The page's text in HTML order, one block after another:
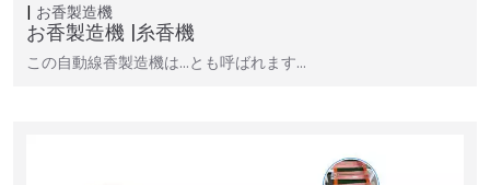
お香製造機
お香製造機 |糸香機
この自動線香製造機は…とも呼ばれます…